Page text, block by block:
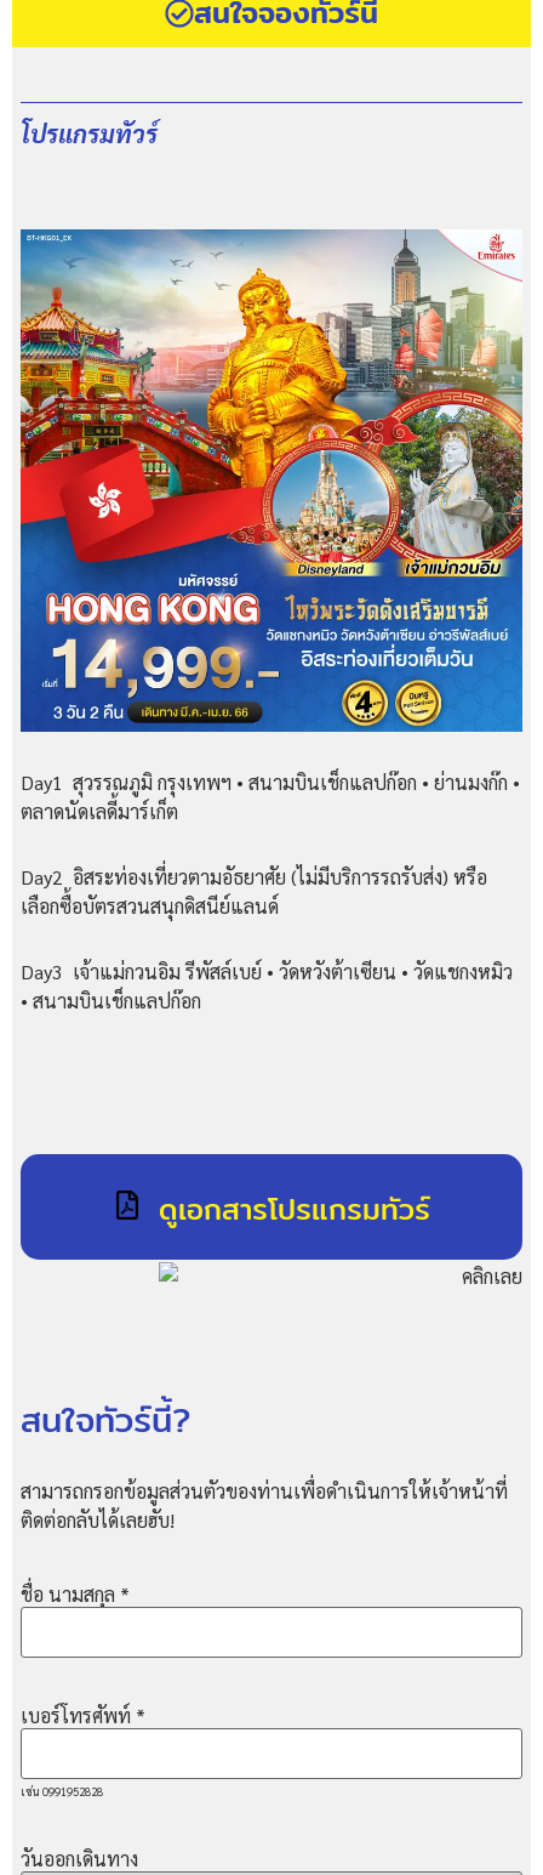
สนใจจองทัวร์นี้
โปรแกรมทัวร์
Day1 สุวรรณภูมิ กรุงเทพฯ • สนามบินเช็กแลปก๊อก • ย่านมงก๊ก •
ตลาดนัดเลดี้มาร์เก็ต
Day2 อิสระท่องเที่ยวตามอัธยาศัย (ไม่มีบริการรถรับส่ง) หรือ
เลือกซื้อบัตรสวนสนุกดิสนีย์แลนด์
Day3 เจ้าแม่กวนอิม รีพัสล์เบย์ • วัดหวังต้าเซียน • วัดแชกงหมิว
• สนามบินเช็กแลปก๊อก
ดูเอกสารโปรแกรมทัวร์
สนใจทัวร์นี้?
สามารถกรอกข้อมูลส่วนตัวของท่านเพื่อดำเนินการให้เจ้าหน้าที่
ติดต่อกลับได้เลยฮับ!
ชื่อ นามสกุล *
เบอร์โทรศัพท์ *
เช่น 0991952828
วันออกเดินทาง